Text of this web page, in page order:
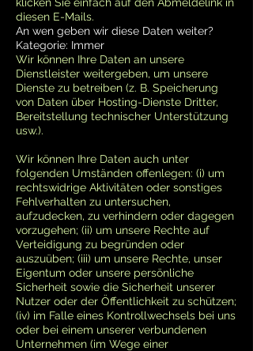
diesen E-Mails.
An wen geben wir diese Daten weiter?
Kategorie: Immer
Wir können Ihre Daten an unsere
Dienstleister weitergeben, um unsere
Dienste zu betreiben (z. B. Speicherung
von Daten über Hosting-Dienste Dritter,
Bereitstellung technischer Unterstützung
usw.).
Wir können Ihre Daten auch unter
folgenden Umständen offenlegen: (i) um
rechtswidrige Aktivitäten oder sonstiges
Fehlverhalten zu untersuchen,
aufzudecken, zu verhindern oder dagegen
vorzugehen; (ii) um unsere Rechte auf
Verteidigung zu begründen oder
auszuüben; (iii) um unsere Rechte, unser
Eigentum oder unsere persönliche
Sicherheit sowie die Sicherheit unserer
Nutzer oder der Öffentlichkeit zu schützen;
(iv) im Falle eines Kontrollwechsels bei uns
oder bei einem unserer verbundenen
Unternehmen (im Wege einer